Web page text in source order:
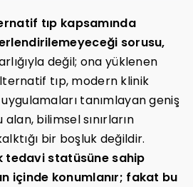
tıp kapsamında
sorusu,
değil; ona yüklenen
tıp, modern klinik
uygulamaları tanımlayan geniş
bilimsel sınırların
bir boşluk değildir.
tedavi statüsüne sahip
içinde konumlanır; fakat bu